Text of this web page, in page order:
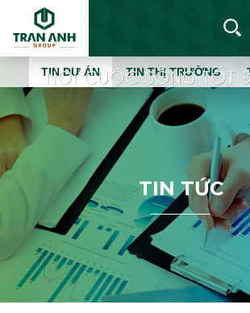
TIN TỨC
TIN DỰ ÁN TIN THỊ TRƯỜNG